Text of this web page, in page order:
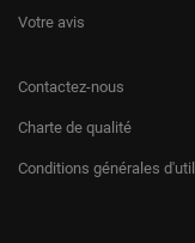
Votre avis
Contactez-nous
Charte de qualité
Conditions générales